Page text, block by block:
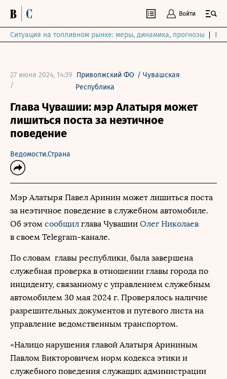
Войти
Ситуация на топливном рынке: меры, динамика, прогнозы
27 июня 2024, 14:39
/
Приволжский ФО /Чувашская
Республика
Глава Чувашии: мэр Алатыря может
лишиться поста за неэтичное
поведение
Ведомости.Страна
Мэр Алатыря Павел Аринин может лишиться поста
за неэтичное поведение в служебном автомобиле.
Об этом сообщил глава Чувашии Олег Николаев
в своем Telegram-канале.
По словам главы республики, была завершена
служебная проверка в отношении главы города по
инциденту, связанному с управлением служебным
автомобилем 30 мая 2024 г. Проверялось наличие
разрешительных документов и путевого листа на
управление ведомственным транспортом.
«Налицо нарушения главой Алатыря Арининым
Павлом Викторовичем норм кодекса этики и
служебного поведения служащих администрации